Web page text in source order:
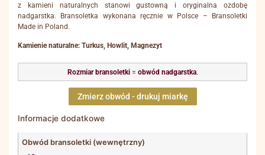
z kamieni naturalnych stanowi gustowną i oryginalna ozdobę
nadgarstka. Bransoletka wykonana ręcznie w Polsce – Bransoletki
Made in Poland.
Kamienie naturalne: Turkus, Howlit, Magnezyt
Rozmiar bransoletki= obwód nadgarstka.
Zmierz obwód - drukuj miarkę
Informacje dodatkowe
Obwód bransoletki (wewnętrzny)